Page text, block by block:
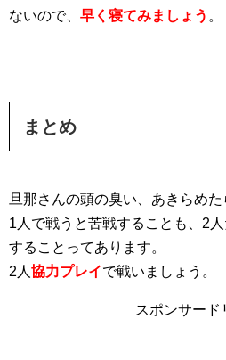
ないので、 早く寝てみましょう 。
まとめ
旦那さんの頭の臭い、あきらめた
1人で戦うと苦戦することも、2
することってあります。
2人 協力プレイで戦いましょう。
スポンサード